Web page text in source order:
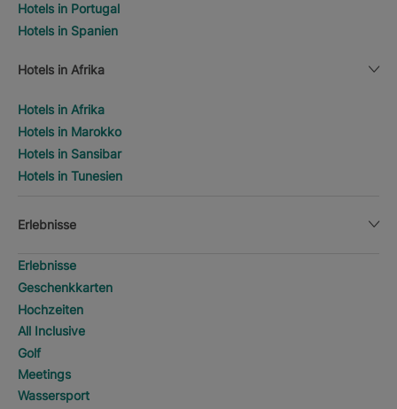
Hotels in Portugal
Hotels in Spanien
Hotels in Afrika
Hotels in Afrika
Hotels in Marokko
Hotels in Sansibar
Hotels in Tunesien
Erlebnisse
Erlebnisse
Geschenkkarten
Hochzeiten
All Inclusive
Golf
Meetings
Wassersport